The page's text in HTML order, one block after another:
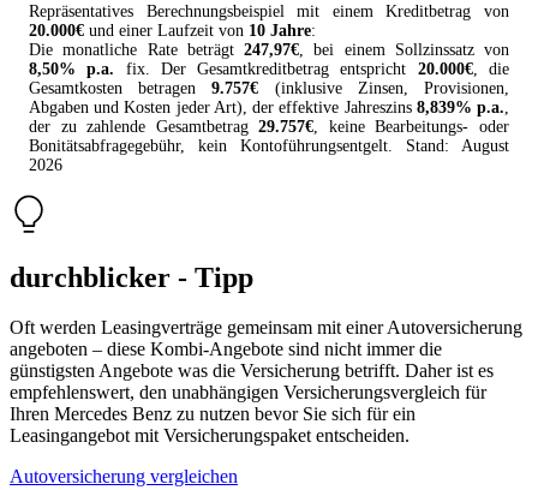
Repräsentatives Berechnungsbeispiel mit einem Kreditbetrag von
20.000€ und einer Laufzeit von 10 Jahre:
Die monatliche Rate beträgt 247,97€ , bei einem Sollzinssatz von
8,50% p.a. fix. Der Gesamtkreditbetrag entspricht 20.000€, die
Gesamtkosten betragen
9.757€ (inklusive Zinsen, Provisionen,
Abgaben und Kosten jeder Art), der effektive Jahreszins 8,839% p.a.
der zu zahlende Gesamtbetrag 29.757€ , keine Bearbeitungs- oder
Bonitätsabfragegebühr, kein Kontoführungsentgelt. Stand: August
2026
durchblicker - Tipp
Oft werden Leasingverträge gemeinsam mit einer Autoversicherung
angeboten – diese Kombi-Angebote sind nicht immer die
günstigsten Angebote was die Versicherung betrifft. Daher ist es
empfehlenswert, den unabhängigen Versicherungsvergleich für
Ihren Mercedes Benz zu nutzen bevor Sie sich für ein
Leasingangebot mit Versicherungspaket entscheiden.
Autoversicherung vergleichen